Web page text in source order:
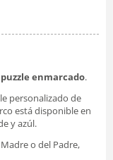
enmarcado.
personalizado de
está disponible en
y azúl.
o del Padre,